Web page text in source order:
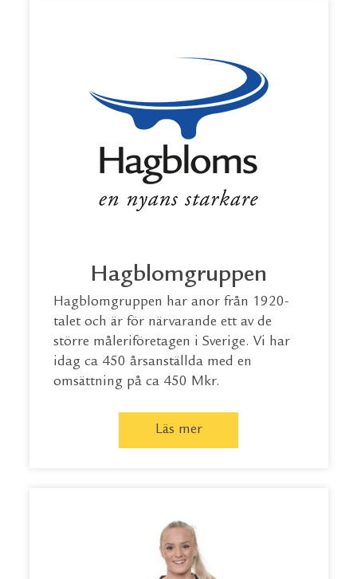
Hagblomgruppen
Hagblomgruppen har anor från 1920-
talet och är för närvarande ett av de
större måleriföretagen i Sverige. Vi har
idag ca 450 årsanställda med en
omsättning på ca 450 Mkr.
Läs mer